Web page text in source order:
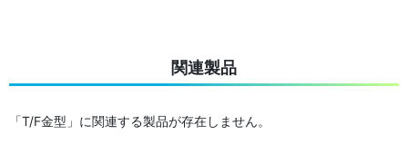
関連製品
「T/F金型」に関連する製品が存在しません。